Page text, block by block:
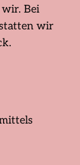
Bei
wir